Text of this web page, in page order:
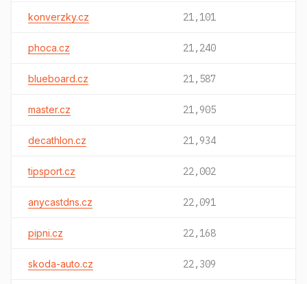
konverzky.cz 21,101
phoca.cz 21,240
blueboard.cz 21,587
master.cz 21,905
decathlon.cz 21,934
tipsport.cz 22,002
anycastdns.cz 22,091
pipni.cz 22,168
skoda-auto.cz 22,309